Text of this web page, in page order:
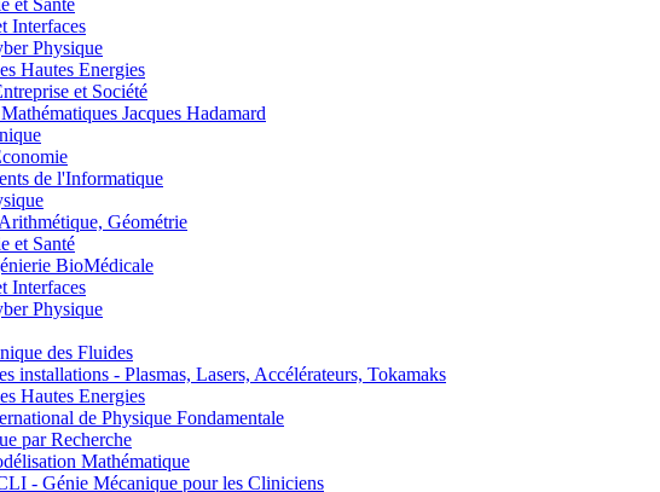
et Santé
Interfaces
Physique
Hautes Energies
et Société
Jacques Hadamard
de l'Informatique
Géométrie
et Santé
BioMédicale
Interfaces
Physique
des Fluides
- Plasmas, Lasers, Accélérateurs, Tokamaks
Hautes Energies
de Physique Fondamentale
par Recherche
Mathématique
- Génie Mécanique pour les Cliniciens